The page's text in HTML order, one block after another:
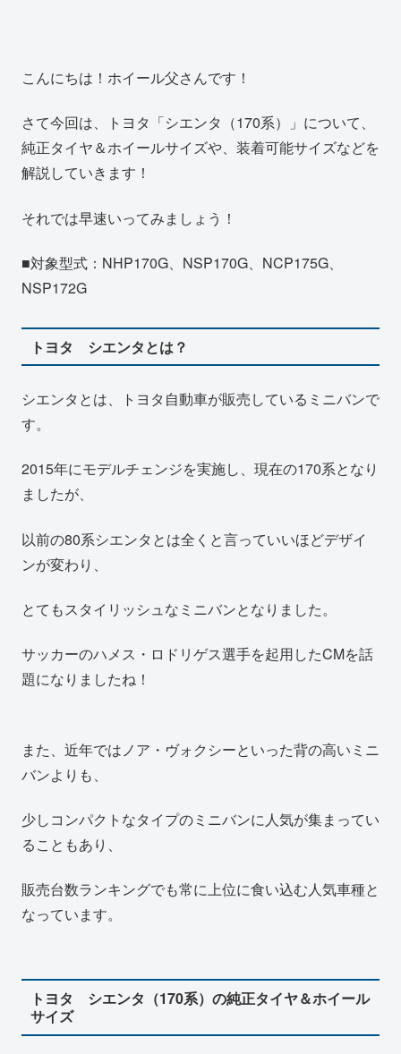
こんにちは！ホイール父さんです！
さて今回は、トヨタ「シエンタ（170系）」について、
純正タイヤ＆ホイールサイズや、装着可能サイズなどを
解説していきます！
それでは早速いってみましょう！
■対象型式：NHP170G、NSP170G、NCP175G、
NSP172G
トヨタ シエンタとは？
シエンタとは、トヨタ自動車が販売しているミニバンで
す。
2015年にモデルチェンジを実施し、現在の170系となり
ましたが、
以前の80系シエンタとは全くと言っていいほどデザイ
ンが変わり、
とてもスタイリッシュなミニバンとなりました。
サッカーのハメス・ロドリゲス選手を起用したCMを話
題になりましたね！
また、近年ではノア・ヴォクシーといった背の高いミニ
バンよりも、
少しコンパクトなタイプのミニバンに人気が集まってい
ることもあり、
販売台数ランキングでも常に上位に食い込む人気車種と
なっています。
トヨタ シエンタ（170系）の純正タイヤ＆ホイール
サイズ